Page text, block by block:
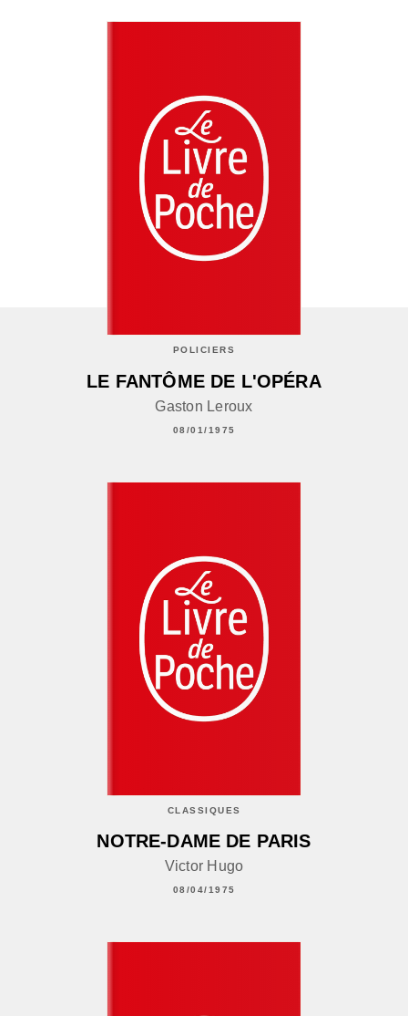
POLICIERS
LE FANTÔME DE L'OPÉRA
Gaston Leroux
08/01/1975
CLASSIQUES
NOTRE-DAME DE PARIS
Victor Hugo
08/04/1975